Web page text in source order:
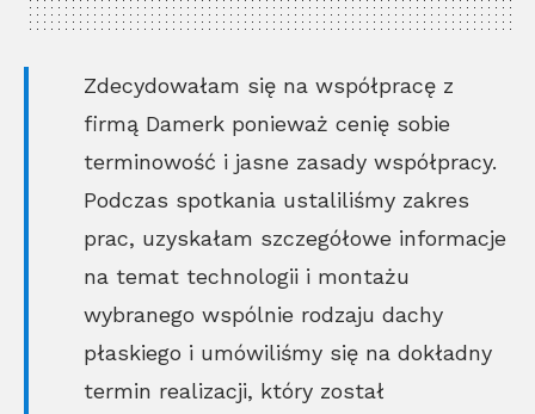
Zdecydowałam się na współpracę z
firmą Damerk ponieważ cenię sobie
terminowość i jasne zasady współpracy.
Podczas spotkania ustaliliśmy zakres
prac, uzyskałam szczegółowe informacje
na temat technologii i montażu
wybranego wspólnie rodzaju dachy
płaskiego i umówiliśmy się na dokładny
termin realizacji, który został